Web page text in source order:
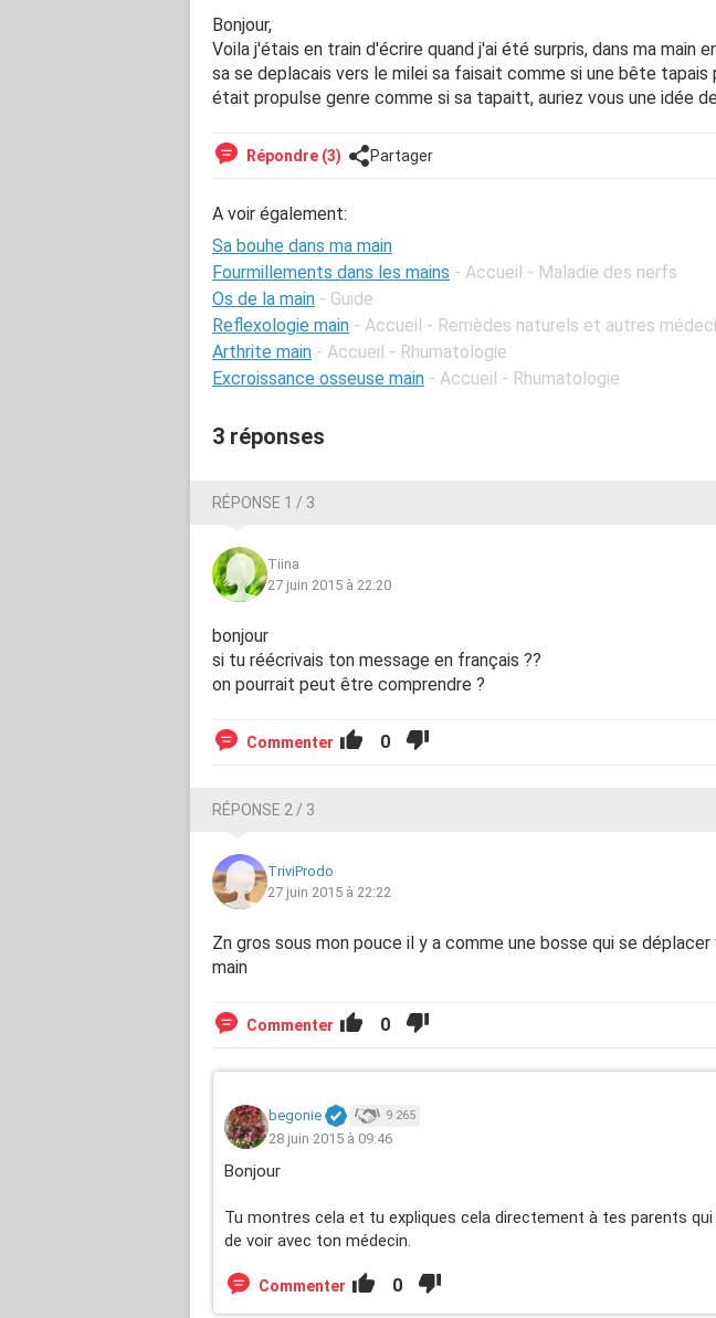
Bonjour,
Voila j'étais en train d'écrire quand j'ai été surpris, dans ma main
sa se deplacais vers le milei sa faisait comme si une bête tapais
était propulse genre comme si sa tapaitt, auriez vous une idée
Répondre (3) Partager
A voir également:
Sa bouhe dans ma main
Fourmillements dans les mains - Accueil - Maladie des nerfs
Os de la main - Guide
Reflexologie main - Accueil - Remèdes naturels et autres
Arthrite main - Accueil - Rhumatologie
Excroissance osseuse main - Accueil - Rhumatologie
3 réponses
RÉPONSE 1 / 3
Tiina
27 juin 2015 à 22:20
bonjour
si tu réécrivais ton message en français ??
on pourrait peut être comprendre ?
Commenter 0
RÉPONSE 2 / 3
TriviProdo
27 juin 2015 à 22:22
Zn gros sous mon pouce il y a comme une bosse qui se
main
Commenter 0
begonie 9 265
28 juin 2015 à 09:46
Bonjour
Tu montres cela et tu expliques cela directement à tes parents
de voir avec ton médecin.
Commenter 0